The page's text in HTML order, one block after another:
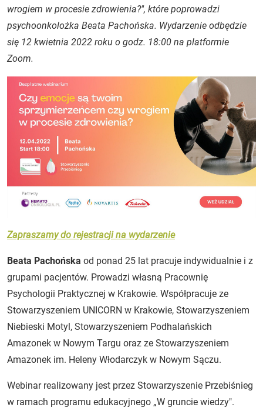
wrogiem w procesie zdrowienia?", które poprowadzi
psychoonkolożka Beata Pachońska. Wydarzenie odbędzie
się 12 kwietnia 2022 roku o godz. 18:00 na platformie
Zoom.
Zapraszamy do rejestracji na wydarzenie
Beata Pachońska od ponad 25 lat pracuje indywidualnie i z
grupami pacjentów. Prowadzi własną Pracownię
Psychologii Praktycznej w Krakowie. Współpracuje ze
Stowarzyszeniem UNICORN w Krakowie, Stowarzyszeniem
Niebieski Motyl, Stowarzyszeniem Podhalańskich
Amazonek w Nowym Targu oraz ze Stowarzyszeniem
Amazonek im. Heleny Włodarczyk w Nowym Sączu.
Webinar realizowany jest przez Stowarzyszenie Przebiśnieg
w ramach programu edukacyjnego „W gruncie wiedzy".